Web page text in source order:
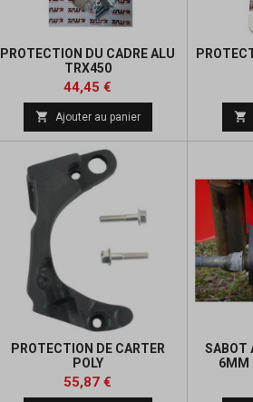
PROTECTION DU CADRE ALU
TRX450
Prix
44,45 €
base
 Ajouter au panier 
PROTECTION DE CARTER
POLY
Prix
55,87 €
SABOT
6MM